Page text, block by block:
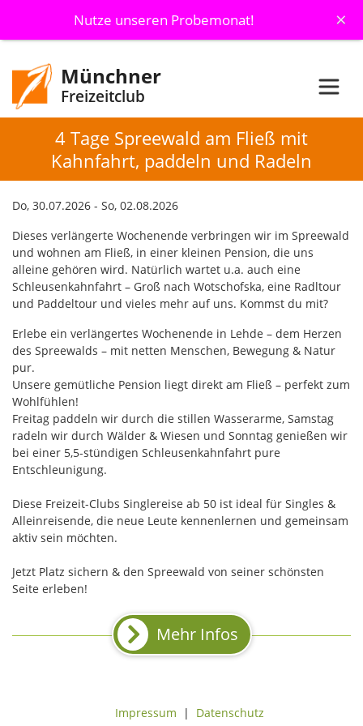
Nutze unseren Probemonat! ×
Münchner
Freizeitclub
4 Tage Spreewald am Fließ mit
Kahnfahrt, paddeln und Radeln
Do, 30.07.2026 - So, 02.08.2026
Dieses verlängerte Wochenende verbringen wir im Spreewald
und wohnen am Fließ, in einer kleinen Pension, die uns
alleine gehören wird. Natürlich wartet u.a. auch eine
Schleusenkahnfahrt – Groß nach Wotschofska, eine Radltour
und Paddeltour und vieles mehr auf uns. Kommst du mit?
Erlebe ein verlängertes Wochenende in Lehde – dem Herzen
des Spreewalds – mit netten Menschen, Bewegung & Natur
pur.
Unsere gemütliche Pension liegt direkt am Fließ – perfekt zum
Wohlfühlen!
Freitag paddeln wir durch die stillen Wasserarme, Samstag
radeln wir durch Wälder & Wiesen und Sonntag genießen wir
bei einer 5,5-stündigen Schleusenkahnfahrt pure
Entschleunigung.
Diese Freizeit-Clubs Singlereise ab 50 ist ideal für Singles &
Alleinreisende, die neue Leute kennenlernen und gemeinsam
aktiv sein möchten.
Jetzt Platz sichern & den Spreewald von seiner schönsten
Seite erleben!
Mehr Infos
Impressum | Datenschutz